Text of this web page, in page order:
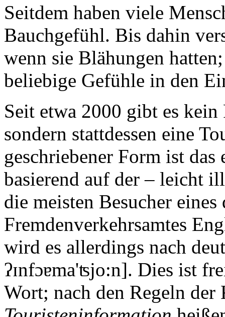
Seitdem haben viele
Bauchgefühl. Bis dahin
wenn sie Blähungen
beliebige Gefühle in den
Seit etwa 2000 gibt es
sondern stattdessen eine
geschriebener Form ist
basierend auf der – leicht
die meisten Besucher eines
Fremdenverkehrsamtes
wird es allerdings nach
ʔɪnfɔɐma'ʦjo:n]. Dies ist
Wort; nach den Regeln der